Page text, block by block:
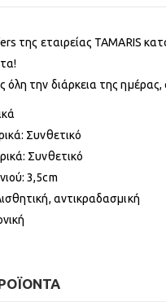
της εταιρείας TAMARIS
όλη την διάρκεια της
Συνθετικό
Συνθετικό
3,5cm
αντικραδασμική